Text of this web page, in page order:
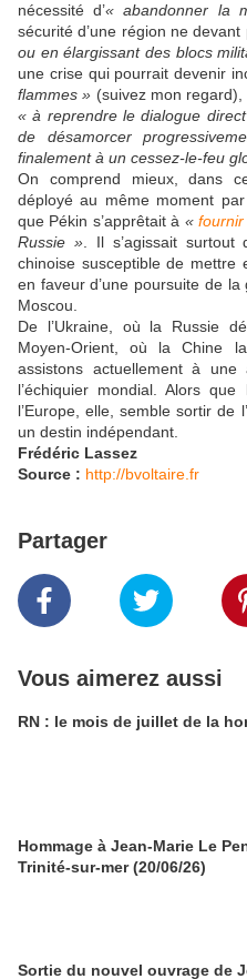
nécessité d’« abandonner la
sécurité d’une région ne
ou en élargissant des blocs
une crise qui pourrait devenir
flammes » (suivez mon
« à reprendre le dialogue
de désamorcer
finalement à un cessez-le-feu
On comprend mieux, dans
déployé au même moment
que Pékin s’apprêtait à «fournir
Russie ». Il s’agissait surtout
chinoise susceptible de mettre
en faveur d’une poursuite de
Moscou.
De l’Ukraine, où la Russie
Moyen-Orient, où la Chine
assistons actuellement à
l’échiquier mondial. Alors
l’Europe, elle, semble sortir de
un destin indépendant.
Frédéric Lassez
Source : http://bvoltaire.fr
Partager
Vous aimerez aussi
RN : le mois de juillet de la
Hommage à Jean-Marie Le
Trinité-sur-mer (20/06/26)
Sortie du nouvel ouvrage de